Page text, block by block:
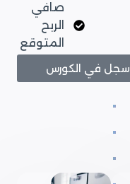
صافي
الربح
المتوقع
سجل في الكورس